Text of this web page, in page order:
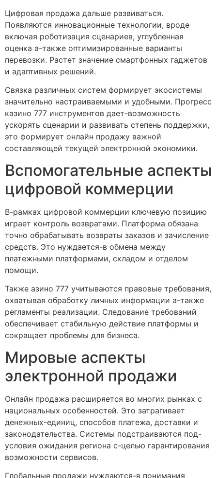
Цифровая продажа дальше развиваться.
Появляются инновационные технологии, вроде
включая роботизация сценариев, углубленная
оценка а-также оптимизированные варианты
перевозки. Растет значение смартфонных гаджетов
и адаптивных решений.
Связка различных систем формирует экосистемы
значительно настраиваемыми и удобными. Прогресс
казино 777 инструментов дает-возможность
ускорять сценарии и развивать степень поддержки,
это формирует онлайн продажу важной
составляющей текущей электронной экономики.
Вспомогательные аспекты
цифровой коммерции
В-рамках цифровой коммерции ключевую позицию
играет контроль возвратами. Платформа обязана
точно обрабатывать возвраты заказов и зачисление
средств. Это нуждается-в обмена между
платежными платформами, складом и отделом
помощи.
Также азино 777 учитываются правовые требования,
охватывая обработку личных информации а-также
регламенты реализации. Следование требований
обеспечивает стабильную действие платформы и
сокращает проблемы для бизнеса.
Мировые аспекты
электронной продажи
Онлайн продажа расширяется во многих рынках с
национальных особенностей. Это затрагивает
денежных-единиц, способов платежа, доставки и
законодательства. Системы подстраиваются под-
условия ожидания региона с-целью гарантирования
возможности сервисов.
Глобальные продажи нуждаются-в понимания